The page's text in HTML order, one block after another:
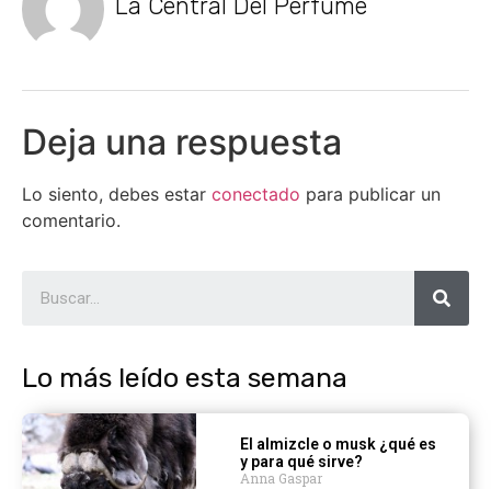
Deja una respuesta
Lo siento, debes estar conectado para publicar un
comentario.
Lo más leído esta semana
El almizcle o musk ¿qué es
y para qué sirve?
Anna Gaspar